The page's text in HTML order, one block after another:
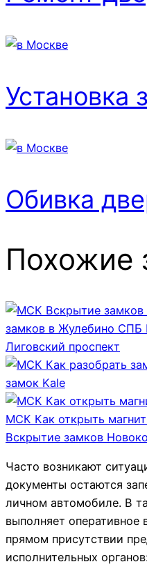
Установка
Обивка
Похожие
замков в Жулебино СПБ
Лиговский проспект
замок Kale
МСК Как открыть
Вскрытие замков
Часто возникают
документы остаются
личном автомобиле. В
выполняет оперативное
прямом присутствии
исполнительных